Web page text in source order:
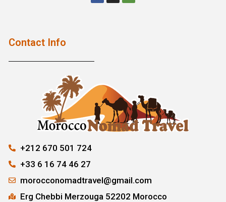
Contact Info
+212 670 501 724
+33 6 16 74 46 27
morocconomadtravel@gmail.com
Erg Chebbi Merzouga 52202 Morocco